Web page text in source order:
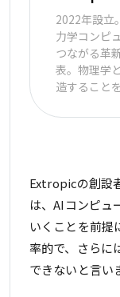
2022年設立
力学コンピ
つながる革
表。物理学
造すること
Extropicの創設
は、AIコンピュ
いくことを前提
率的で、さらに
できないと言い